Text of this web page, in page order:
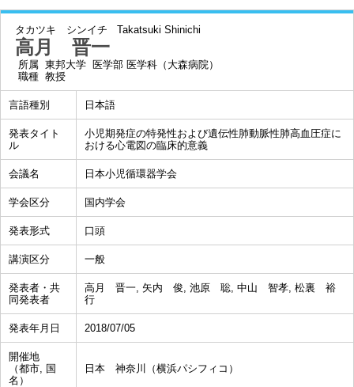
タカツキ シンイチ Takatsuki Shinichi
高月 晋一
所属 東邦大学 医学部 医学科（大森病院）
職種 教授
言語種別 日本語
発表タイト
ル
小児期発症の特発性および遺伝性肺動脈性肺高血圧症に
おける心電図の臨床的意義
会議名 日本小児循環器学会
学会区分 国内学会
発表形式 口頭
講演区分 一般
発表者・共
同発表者
高月 晋一, 矢内 俊, 池原 聡, 中山 智孝, 松裏 裕
行
発表年月日 2018/07/05
開催地
（都市, 国
名）
日本 神奈川（横浜パシフィコ）